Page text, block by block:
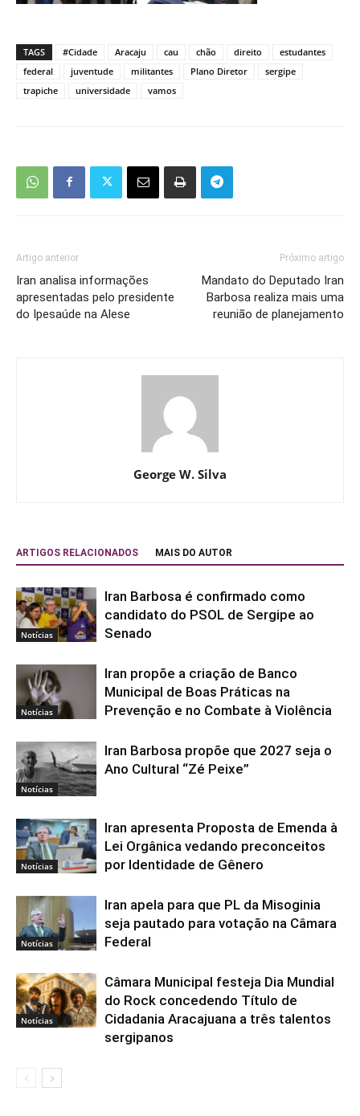
TAGS #Cidade Aracaju cau chão direito
estudantes
federal
juventude militantes Plano Diretor
sergipe
trapiche
universidade vamos
Artigo anterior
Iran analisa informações
apresentadas pelo presidente
do Ipesaúde na Alese
Próximo artigo
Mandato do Deputado Iran
Barbosa realiza mais uma
reunião de planejamento
George W. Silva
ARTIGOS RELACIONADOS MAIS DO AUTOR
Notícias
Iran Barbosa é confirmado como
candidato do PSOL de Sergipe ao
Senado
Notícias
Iran propõe a criação de Banco
Municipal de Boas Práticas na
Prevenção e no Combate à Violência
Notícias
Iran Barbosa propõe que 2027 seja o
Ano Cultural “Zé Peixe”
Notícias
Iran apresenta Proposta de Emenda à
Lei Orgânica vedando preconceitos
por Identidade de Gênero
Notícias
Iran apela para que PL da Misoginia
seja pautado para votação na Câmara
Federal
Notícias
Câmara Municipal festeja Dia Mundial
do Rock concedendo Título de
Cidadania Aracajuana a três talentos
sergipanos